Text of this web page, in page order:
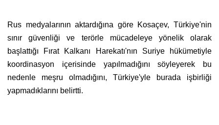
Rus medyalarının aktardığına göre Kosaçev, Türkiye'nin
sınır güvenliği ve terörle mücadeleye yönelik olarak
başlattığı Fırat Kalkanı Harekatı'nın Suriye hükümetiyle
koordinasyon içerisinde yapılmadığını söyleyerek bu
nedenle meşru olmadığını, Türkiye'yle burada işbirliği
yapmadıklarını belirtti.